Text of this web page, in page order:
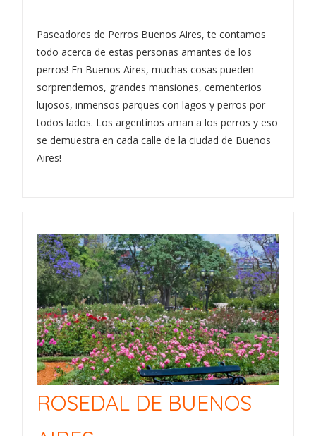
Paseadores de Perros Buenos Aires, te contamos
todo acerca de estas personas amantes de los
perros! En Buenos Aires, muchas cosas pueden
sorprendernos, grandes mansiones, cementerios
lujosos, inmensos parques con lagos y perros por
todos lados. Los argentinos aman a los perros y eso
se demuestra en cada calle de la ciudad de Buenos
Aires!
ROSEDAL DE BUENOS